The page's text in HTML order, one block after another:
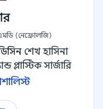
(নেফ্রোলজি)
শেখ হাসিনা
প্লাস্টিক সার্জারি